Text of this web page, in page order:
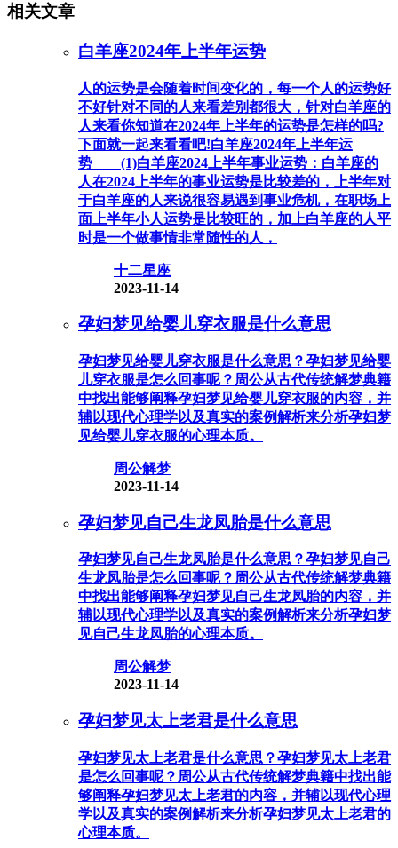
相关文章
白羊座2024年上半年运势
人的运势是会随着时间变化的，每一个人的运势好
不好针对不同的人来看差别都很大，针对白羊座的
人来看你知道在2024年上半年的运势是怎样的吗?
下面就一起来看看吧!白羊座2024年上半年运
势 (1)白羊座2024上半年事业运势：白羊座的
人在2024上半年的事业运势是比较差的，上半年对
于白羊座的人来说很容易遇到事业危机，在职场上
面上半年小人运势是比较旺的，加上白羊座的人平
时是一个做事情非常随性的人，
十二星座
2023-11-14
孕妇梦见给婴儿穿衣服是什么意思
孕妇梦见给婴儿穿衣服是什么意思？孕妇梦见给婴
儿穿衣服是怎么回事呢？周公从古代传统解梦典籍
中找出能够阐释孕妇梦见给婴儿穿衣服的内容，并
辅以现代心理学以及真实的案例解析来分析孕妇梦
见给婴儿穿衣服的心理本质。
周公解梦
2023-11-14
孕妇梦见自己生龙凤胎是什么意思
孕妇梦见自己生龙凤胎是什么意思？孕妇梦见自己
生龙凤胎是怎么回事呢？周公从古代传统解梦典籍
中找出能够阐释孕妇梦见自己生龙凤胎的内容，并
辅以现代心理学以及真实的案例解析来分析孕妇梦
见自己生龙凤胎的心理本质。
周公解梦
2023-11-14
孕妇梦见太上老君是什么意思
孕妇梦见太上老君是什么意思？孕妇梦见太上老君
是怎么回事呢？周公从古代传统解梦典籍中找出能
够阐释孕妇梦见太上老君的内容，并辅以现代心理
学以及真实的案例解析来分析孕妇梦见太上老君的
心理本质。